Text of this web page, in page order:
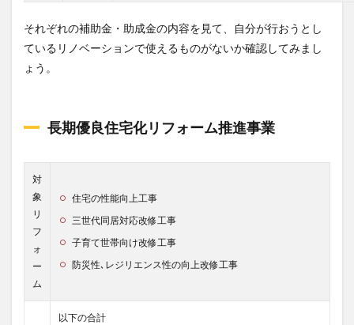
それぞれの補助金・助成金の内容を見て、自分が行おうとし
ているリノベーションで使えるものがないか確認してみまし
ょう。
長期優良住宅化リフォーム推進事業
対
象
リ
フ
ォ
ー
ム
住宅の性能向上工事
三世代同居対応改修工事
子育て世帯向け改修工事
防災性､レジリエンス性の向上改修工事
以下の合計